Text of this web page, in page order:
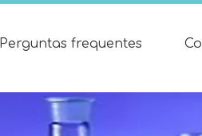
Perguntas frequentes